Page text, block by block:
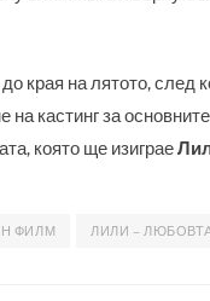
края на лятото, след
кастинг за
която ще изиграе
ФИЛМ ЛИЛИ –